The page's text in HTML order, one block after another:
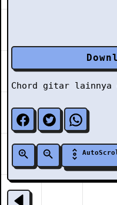
Chord gitar